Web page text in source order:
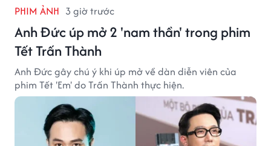
PHIM ẢNH 3 giờ trước
Anh Đức úp mở 2 'nam thần' trong phim
Tết Trấn Thành
Anh Đức gây chú ý khi úp mở về dàn diễn viên của
phim Tết 'Em' do Trấn Thành thực hiện.